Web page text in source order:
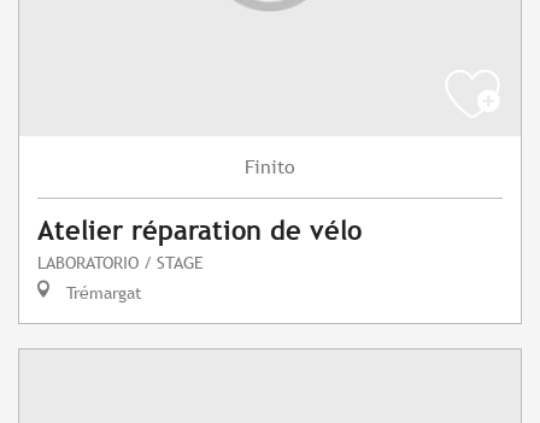
Finito
Atelier réparation de vélo
LABORATORIO / STAGE
Trémargat